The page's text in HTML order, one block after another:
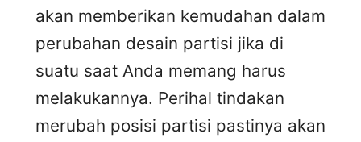
akan memberikan kemudahan dalam
perubahan desain partisi jika di
suatu saat Anda memang harus
melakukannya. Perihal tindakan
merubah posisi partisi pastinya akan